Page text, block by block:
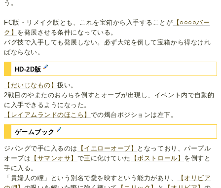
う。
FC版・リメイク版とも、これを宝箱から入手することが 【○○○○バー
ク】 を発展させる条件になっている。
バグ技で入手しても発展しない。必ず大蛇を倒して宝箱から得なけれ
ばならない。
HD-2D版
【だいじなもの】扱い。
2戦目のやまたのおろちを倒すとオーブが出現し、イベント内で自動的
に入手できるようになった。
【レイアムランドのほこら】 での燭台ポジションは左下。
ゲームブック
ジパングで手に入るのは 【イエローオーブ】
となっており、パープル
オーブは 【サマンオサ】 で王 に化けていた 【ボストロール】 を倒すと
手に入る。
「貴婦人の瞳」という別名で愛を映すという能力があり、
【オリビア